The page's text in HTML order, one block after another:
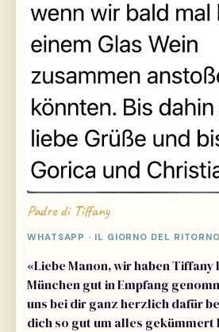
Padre di Tiffany
WHATSAPP · IL GIORNO DEL RITORNO
«Liebe Manon, wir haben Tiffany
München gut in Empfang
uns bei dir ganz herzlich dafür
dich so gut um alles gekümmert